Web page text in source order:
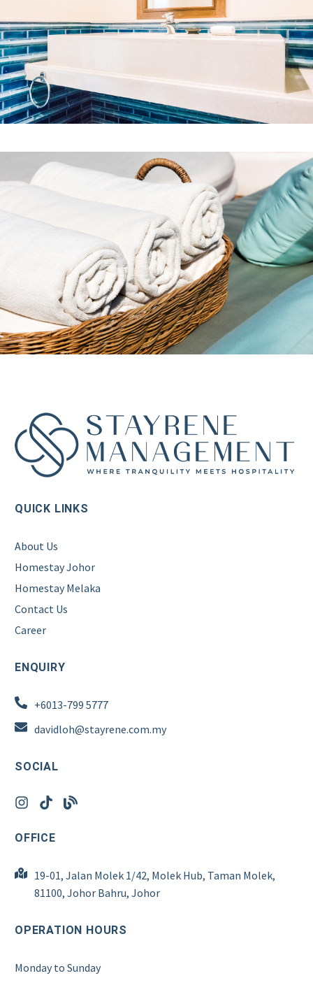
QUICK LINKS
About Us
Homestay Johor
Homestay Melaka
Contact Us
Career
ENQUIRY
+6013-799 5777
davidloh@stayrene.com.my
SOCIAL
OFFICE
19-01, Jalan Molek 1/42, Molek Hub, Taman Molek,
81100, Johor Bahru, Johor
OPERATION HOURS
Monday to Sunday